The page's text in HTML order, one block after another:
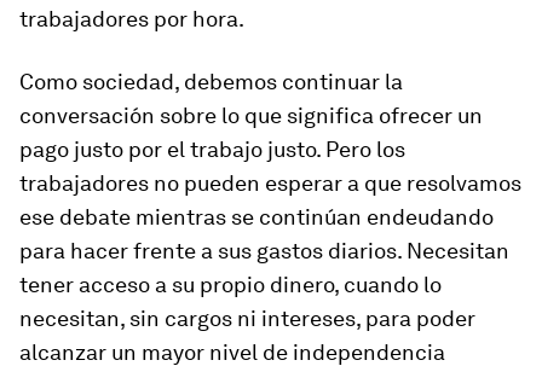
trabajadores por hora.
Como sociedad, debemos continuar la
conversación sobre lo que significa ofrecer un
pago justo por el trabajo justo. Pero los
trabajadores no pueden esperar a que resolvamos
ese debate mientras se continúan endeudando
para hacer frente a sus gastos diarios. Necesitan
tener acceso a su propio dinero, cuando lo
necesitan, sin cargos ni intereses, para poder
alcanzar un mayor nivel de independencia